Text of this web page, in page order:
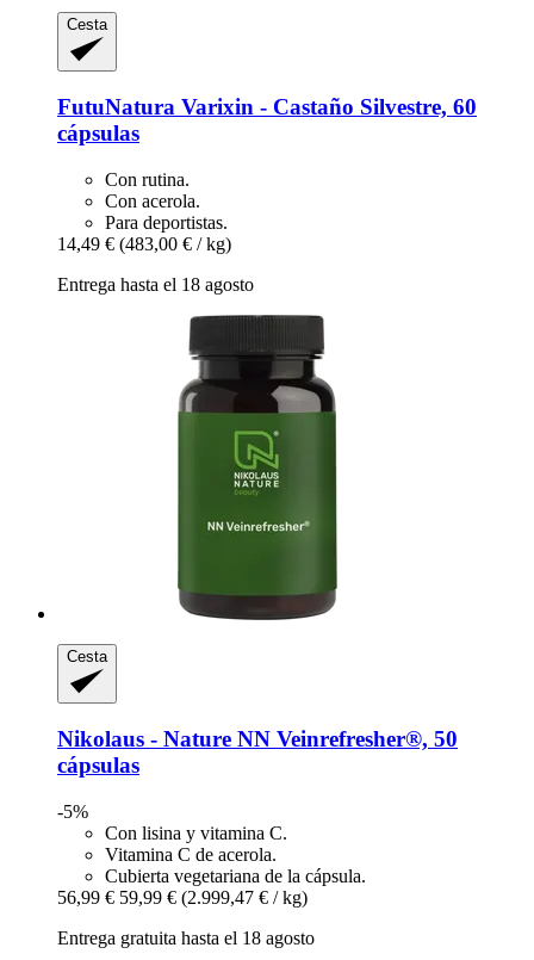
Cesta
FutuNatura Varixin -​ Castaño Silvestre, 60
cápsulas
Con rutina.
Con acerola.
Para deportistas.
14,49 € (483,00 € / kg)
Entrega hasta el 18 agosto
Cesta
Nikolaus - Nature NN Veinrefresher®, 50
cápsulas
-5%
Con lisina y vitamina C.
Vitamina C de acerola.
Cubierta vegetariana de la cápsula.
56,99 € 59,99 € (2.999,47 € / kg)
Entrega gratuita hasta el 18 agosto